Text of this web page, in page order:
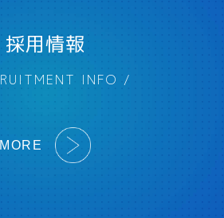
採用情報
INFO /
MORE